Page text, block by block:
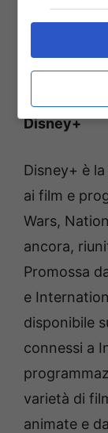
Per
elevisori
Disney+
Disney+ è
ai film e
Wars,
ancora,
Promossa
e
disponibile
connessi a
varietà di
animate e